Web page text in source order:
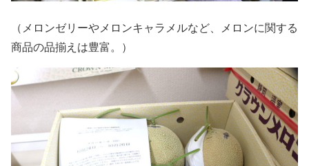
（メロンゼリーやメロンキャラメルなど、メロンに関する
商品の品揃えは豊富。）